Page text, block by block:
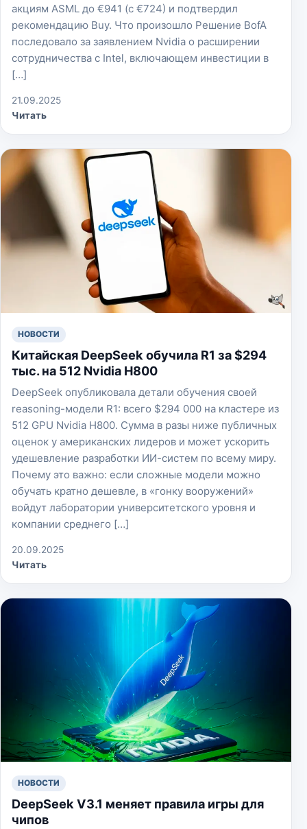
акциям ASML до €941 (с €724) и подтвердил
рекомендацию Buy. Что произошло Решение BofA
последовало за заявлением Nvidia о расширении
сотрудничества с Intel, включающем инвестиции в
[…]
21.09.2025
Читать
НОВОСТИ
Китайская DeepSeek обучила R1 за $294
тыс. на 512 Nvidia H800
DeepSeek опубликовала детали обучения своей
reasoning-модели R1: всего $294 000 на кластере из
512 GPU Nvidia H800. Сумма в разы ниже публичных
оценок у американских лидеров и может ускорить
удешевление разработки ИИ-систем по всему миру.
Почему это важно: если сложные модели можно
обучать кратно дешевле, в «гонку вооружений»
войдут лаборатории университетского уровня и
компании среднего […]
20.09.2025
Читать
НОВОСТИ
DeepSeek V3.1 меняет правила игры для
чипов